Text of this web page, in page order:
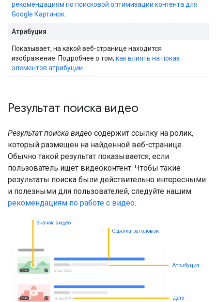
рекомендациям по поисковой оптимизации контента для
Google Картинок
Атрибуция
Показывает, на какой веб-странице находится
изображение. Подробнее о том, как влиять на показ
элементов атрибуции
Результат поиска видео
Результат поиска видео содержит ссылку на ролик,
который размещен на найденной веб-странице.
Обычно такой результат показывается, если
пользователь ищет видеоконтент. Чтобы такие
результаты поиска были действительно интересными
и полезными для пользователей, следуйте нашим
рекомендациям по работе с видео.
Значок видео
Ссылка-заголовок
Атрибуция
Дата